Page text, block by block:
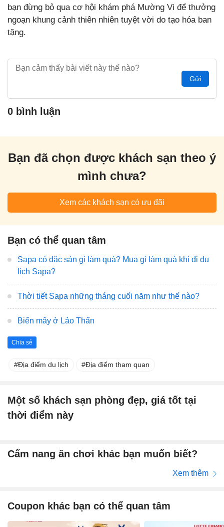
bạn đừng bỏ qua cơ hội khám phá Mường Vi để thưởng
ngoạn khung cảnh thiên nhiên tuyệt vời do tạo hóa ban
tặng.
Gửi
0 bình luận
Bạn đã chọn được khách sạn theo ý
mình chưa?
Xem các khách sạn có ưu đãi
Bạn có thể quan tâm
Sapa có đặc sản gì làm quà? Mua gì làm quà khi đi du
lịch Sapa?
Thời tiết Sapa những tháng cuối năm như thế nào?
Biển mây ở Lảo Thẩn
Chia sẻ
Địa điểm du lịch Địa điểm tham quan
Một số khách sạn phòng đẹp, giá tốt tại
thời điểm này
Cẩm nang ăn chơi khác bạn muốn biết?
Xem thêm
Coupon khác bạn có thể quan tâm